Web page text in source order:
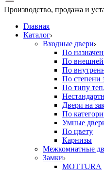
Производство, продажа и
Главная
Каталог
Входные двери
По
По внешней
По
По степени
По типу
Двери на
По
Умные
По цвету
Карнизы
Межкомнатные
Замки
MOTTURA